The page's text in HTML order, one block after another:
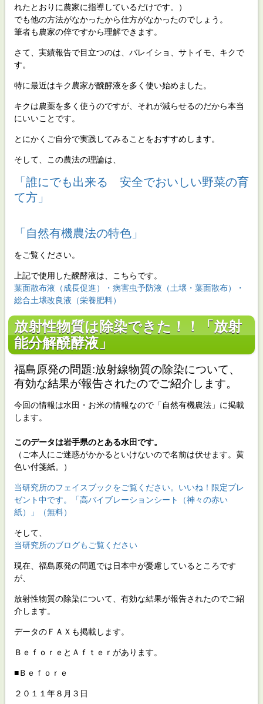
れたとおりに農家に指導しているだけです。）
でも他の方法がなかったから仕方がなかったのでしょう。
筆者も農家の倅ですから理解できます。
さて、実績報告で目立つのは、バレイショ、サトイモ、キクで
す。
特に最近はキク農家が醗酵液を多く使い始めました。
キクは農薬を多く使うのですが、それが減らせるのだから本当
にいいことです。
とにかくご自分で実践してみることをおすすめします。
そして、この農法の理論は、
「誰にでも出来る 安全でおいしい野菜の育
て方」
「自然有機農法の特色」
をご覧ください。
上記で使用した醗酵液は、こちらです。
葉面散布液（成長促進）・病害虫予防液（土壌・葉面散布）・
総合土壌改良液（栄養肥料）
放射性物質は除染できた！！「放射
能分解醗酵液」
福島原発の問題:放射線物質の除染について、
有効な結果が報告されたのでご紹介します。
今回の情報は水田・お米の情報なので「自然有機農法」に掲載
します。
このデータは岩手県のとある水田です。
（ご本人にご迷惑がかかるといけないので名前は伏せます。黄
色い付箋紙。）
当研究所のフェイスブックをご覧ください。いいね！限定プレ
ゼント中です。「高バイブレーションシート（神々の赤い
紙）」（無料）
そして、
当研究所のブログもご覧ください
現在、福島原発の問題では日本中が憂慮しているところです
が、
放射性物質の除染について、有効な結果が報告されたのでご紹
介します。
データのＦＡＸも掲載します。
ＢｅｆｏｒｅとＡｆｔｅｒがあります。
■Ｂｅｆｏｒｅ
２０１１年８月３日